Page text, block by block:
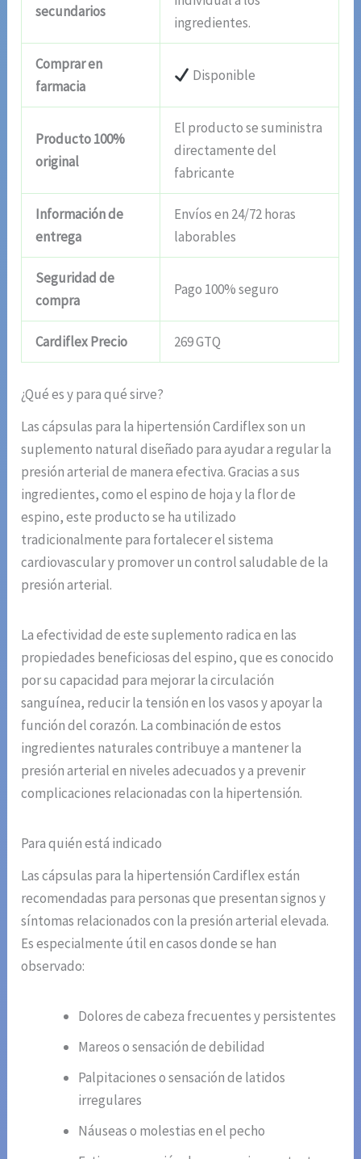
secundarios
ingredientes.
Comprar en
farmacia
Disponible
Producto 100%
original
El producto se suministra
directamente del
fabricante
Información de
entrega
Envíos en 24/72 horas
laborables
Seguridad de
compra
Pago 100% seguro
Cardiflex Precio 269 GTQ
¿Qué es y para qué sirve?
Las cápsulas para la hipertensión Cardiflex son un
suplemento natural diseñado para ayudar a regular la
presión arterial de manera efectiva. Gracias a sus
ingredientes, como el espino de hoja y la flor de
espino, este producto se ha utilizado
tradicionalmente para fortalecer el sistema
cardiovascular y promover un control saludable de la
presión arterial.
La efectividad de este suplemento radica en las
propiedades beneficiosas del espino, que es conocido
por su capacidad para mejorar la circulación
sanguínea, reducir la tensión en los vasos y apoyar la
función del corazón. La combinación de estos
ingredientes naturales contribuye a mantener la
presión arterial en niveles adecuados y a prevenir
complicaciones relacionadas con la hipertensión.
Para quién está indicado
Las cápsulas para la hipertensión Cardiflex están
recomendadas para personas que presentan signos y
síntomas relacionados con la presión arterial elevada.
Es especialmente útil en casos donde se han
observado:
Dolores de cabeza frecuentes y persistentes
Mareos o sensación de debilidad
Palpitaciones o sensación de latidos
irregulares
Náuseas o molestias en el pecho